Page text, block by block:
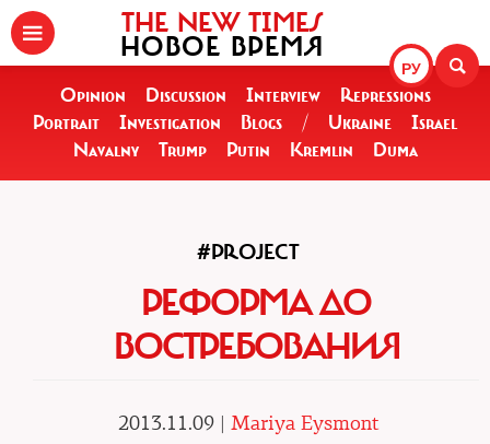
РУ
THE NEW TIMES
НОВОЕ ВРЕМЯ
Opinion Discussion Interview
Repressions
Portrait
Investigation Blogs / Ukraine
Israel
Navalny
Trump Putin Kremlin Duma
#PROJECT
РЕФОРМА ДО
ВОСТРЕБОВАНИЯ
2013.11.09 | Mariya Eysmont